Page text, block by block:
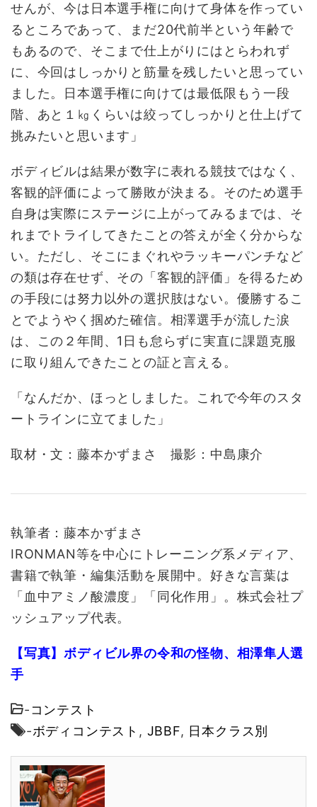
せんが、今は日本選手権に向けて身体を作ってい
るところであって、まだ20代前半という年齢で
もあるので、そこまで仕上がりにはとらわれず
に、今回はしっかりと筋量を残したいと思ってい
ました。日本選手権に向けては最低限もう一段
階、あと１㎏くらいは絞ってしっかりと仕上げて
挑みたいと思います」
ボディビルは結果が数字に表れる競技ではなく、
客観的評価によって勝敗が決まる。そのため選手
自身は実際にステージに上がってみるまでは、そ
れまでトライしてきたことの答えが全く分からな
い。ただし、そこにまぐれやラッキーパンチなど
の類は存在せず、その「客観的評価」を得るため
の手段には努力以外の選択肢はない。優勝するこ
とでようやく掴めた確信。相澤選手が流した涙
は、この２年間、1日も怠らずに実直に課題克服
に取り組んできたことの証と言える。
「なんだか、ほっとしました。これで今年のスタ
ートラインに立てました」
取材・文：藤本かずまさ 撮影：中島康介
執筆者：藤本かずまさ
IRONMAN等を中心にトレーニング系メディア、
書籍で執筆・編集活動を展開中。好きな言葉は
「血中アミノ酸濃度」「同化作用」。株式会社プ
ッシュアップ代表。
【写真】ボディビル界の令和の怪物、相澤隼人選
手
-コンテスト
-ボディコンテスト , JBBF, 日本クラス別